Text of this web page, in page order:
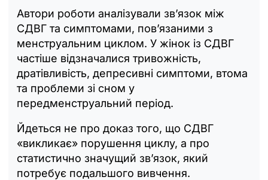
Автори роботи аналізували зв’язок між
СДВГ та симптомами, пов’язаними з
менструальним циклом. У жінок із СДВГ
частіше відзначалися тривожність,
дратівливість, депресивні симптоми, втома
та проблеми зі сном у
передменструальний період.
Йдеться не про доказ того, що СДВГ
«викликає» порушення циклу, а про
статистично значущий зв’язок, який
потребує подальшого вивчення.